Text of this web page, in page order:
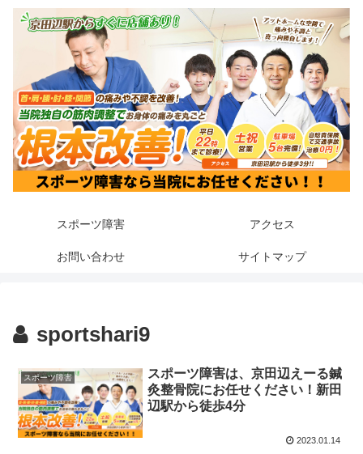
スポーツ障害 アクセス
お問い合わせ サイトマップ
sportshari9
スポーツ障害
スポーツ障害は、京田辺えーる鍼
灸整骨院にお任せください！新田
辺駅から徒歩4分
2023.01.14